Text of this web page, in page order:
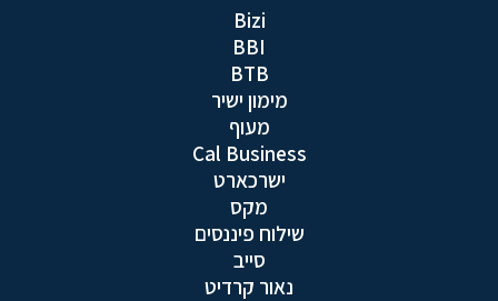
Bizi
BBI
BTB
מימון ישיר
מעוף
Cal Business
ישרכארט
מקס
שילוח פיננסים
סייב
נאור קרדיט